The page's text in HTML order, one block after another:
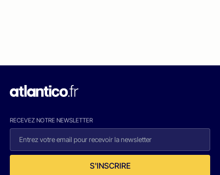
RECEVEZ NOTRE NEWSLETTER
S'INSCRIRE